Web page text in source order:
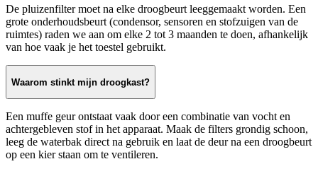
De pluizenfilter moet na elke droogbeurt leeggemaakt worden. Een
grote onderhoudsbeurt (condensor, sensoren en stofzuigen van de
ruimtes) raden we aan om elke 2 tot 3 maanden te doen, afhankelijk
van hoe vaak je het toestel gebruikt.
Waarom stinkt mijn droogkast?
Een muffe geur ontstaat vaak door een combinatie van vocht en
achtergebleven stof in het apparaat. Maak de filters grondig schoon,
leeg de waterbak direct na gebruik en laat de deur na een droogbeurt
op een kier staan om te ventileren.